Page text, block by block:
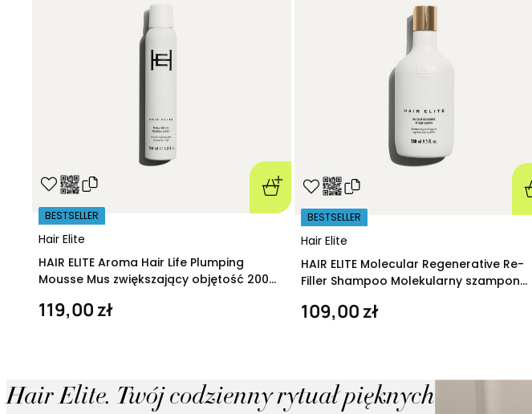
Hair Elite
BESTSELLER
HAIR ELITE Aroma Hair Life Plumping
Mousse Mus zwiększający objętość 200
119,00 zł
Hair Elite
BESTSELLER
HAIR ELITE Molecular Regenerative Re-
Filler Shampoo Molekularny szampon
109,00 zł
Hair Elite. Twój codzienny rytuał pięknych